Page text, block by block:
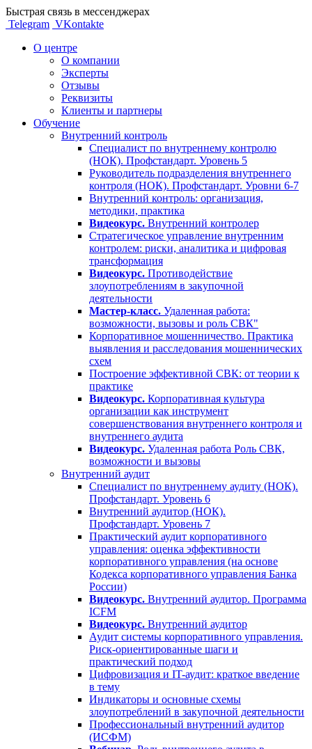
Быстрая связь в мессенджерах
Telegram VKontakte
О центре
О компании
Эксперты
Отзывы
Реквизиты
Клиенты и партнеры
Обучение
Внутренний контроль
Специалист по внутреннему контролю
(НОК). Профстандарт. Уровень 5
Руководитель подразделения внутреннего
контроля (НОК). Профстандарт. Уровни 6-7
Внутренний контроль: организация,
методики, практика
Видеокурс. Внутренний контролер
Стратегическое управление внутренним
контролем: риски, аналитика и цифровая
трансформация
Видеокурс. Противодействие
злоупотреблениям в закупочной
деятельности
Мастер-класс. Удаленная работа:
возможности, вызовы и роль СВК"
Корпоративное мошенничество. Практика
выявления и расследования мошеннических
схем
Построение эффективной СВК: от теории к
практике
Видеокурс. Корпоративная культура
организации как инструмент
совершенствования внутреннего контроля и
внутреннего аудита
Видеокурс. Удаленная работа Роль СВК,
возможности и вызовы
Внутренний аудит
Специалист по внутреннему аудиту (НОК).
Профстандарт. Уровень 6
Внутренний аудитор (НОК).
Профстандарт. Уровень 7
Практический аудит корпоративного
управления: оценка эффективности
корпоративного управления (на основе
Кодекса корпоративного управления Банка
России)
Видеокурс. Внутренний аудитор. Программа
ICFM
Видеокурс. Внутренний аудитор
Аудит системы корпоративного управления.
Риск-ориентированные шаги и
практический подход
Цифровизация и IT-аудит: краткое введение
в тему
Индикаторы и основные схемы
злоупотреблений в закупочной деятельности
Профессиональный внутренний аудитор
(ИСФМ)